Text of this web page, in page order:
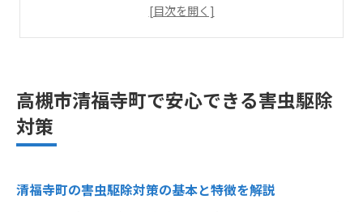
害虫駆除サービス選びで失敗しないコツを紹介
害虫駆除の料金相場を知るための重要ポイント
大阪府の害虫駆除料金目安と清福寺町の傾向
高槻市清福寺町で安心できる害虫駆除
対策
清福寺町の害虫駆除対策の基本と特徴を解説